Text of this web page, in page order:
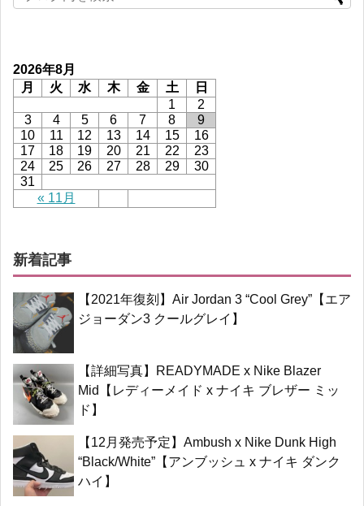
2026年8月
月
火 水 木 金 土 日
« 11月
1
2
3
4 5 6 7 8
9
10
11 12 13 14 15
16
17
18 19 20 21 22
23
24
25 26 27 28 29
30
31
新着記事
【2021年復刻】Air Jordan 3 “Cool Grey”【エア
ジョーダン3 クールグレイ】
【詳細写真】READYMADE x Nike Blazer
Mid【レディーメイド x ナイキ ブレザー ミッ
ド】
【12月発売予定】Ambush x Nike Dunk High
“Black/White”【アンブッシュ x ナイキ ダンク
ハイ】